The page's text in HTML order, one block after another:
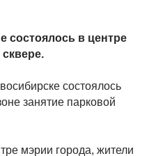
состоялось в центре
состоялось
занятие парковой
мэрии города, жители